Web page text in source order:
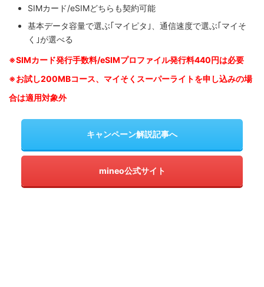
SIMカード/eSIMどちらも契約可能
基本データ容量で選ぶ｢マイピタ｣、通信速度で選ぶ｢マイそ
く｣が選べる
※SIMカード発行手数料/eSIMプロファイル発行料440円は必要
※お試し200MBコース、マイそくスーパーライトを申し込みの場
合は適用対象外
キャンペーン解説記事へ
mineo公式サイト